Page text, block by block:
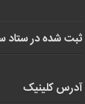
ثبت شده در ستاد
آدرس کلینیک